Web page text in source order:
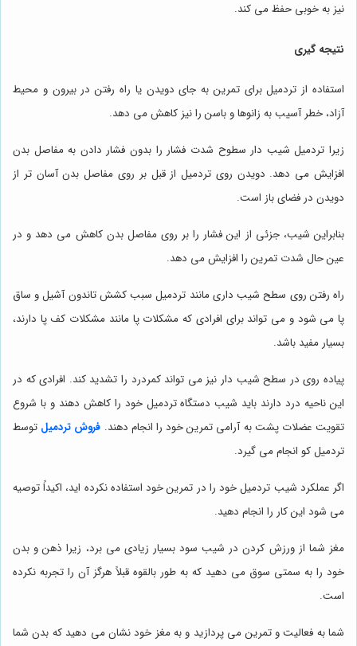
نیز به خوبی حفظ می کند.
نتیجه گیری
استفاده از تردمیل برای تمرین به جای دویدن یا راه رفتن در بیرون و محیط
آزاد، خطر آسیب به زانوها و باسن را نیز کاهش می دهد.
زیرا تردمیل شیب دار سطوح شدت فشار را بدون فشار دادن به مفاصل بدن
افزایش می دهد. دویدن روی تردمیل از قبل بر روی مفاصل بدن آسان تر از
دویدن در فضای باز است.
بنابراین شیب، جزئی از این فشار را بر روی مفاصل بدن کاهش می دهد و در
عین حال شدت تمرین را افزایش می دهد.
راه رفتن روی سطح شیب داری مانند تردمیل سبب کشش تاندون آشیل و ساق
پا می شود و می تواند برای افرادی که مشکلات پا مانند مشکلات کف پا دارند،
بسیار مفید باشد.
پیاده روی در سطح شیب دار نیز می تواند کمردرد را تشدید کند. افرادی که در
این ناحیه درد دارند باید شیب دستگاه تردمیل خود را کاهش دهند و با شروع
تقویت عضلات پشت به آرامی تمرین خود را انجام دهند. فروش تردمیل توسط
تردمیل کو انجام می گیرد.
اگر عملکرد شیب تردمیل خود را در تمرین خود استفاده نکرده اید، اکیداً توصیه
می شود این کار را انجام دهید.
مغز شما از ورزش کردن در شیب سود بسیار زیادی می برد، زیرا ذهن و بدن
خود را به سمتی سوق می دهید که به طور بالقوه قبلاً هرگز آن را تجربه نکرده
است.
شما به فعالیت و تمرین می پردازید و به مغز خود نشان می دهید که بدن شما